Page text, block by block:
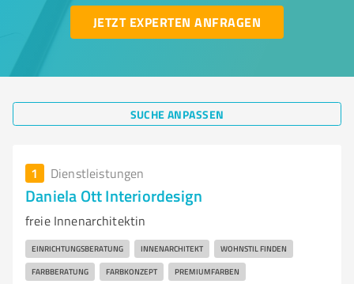
JETZT EXPERTEN ANFRAGEN
SUCHE ANPASSEN
1 Dienstleistungen
Daniela Ott Interiordesign
freie Innenarchitektin
EINRICHTUNGSBERATUNG INNENARCHITEKT WOHNSTIL FINDEN
FARBBERATUNG FARBKONZEPT PREMIUMFARBEN